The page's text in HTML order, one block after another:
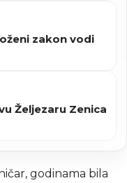
zakon vodi
Željezaru Zenica
godinama bila